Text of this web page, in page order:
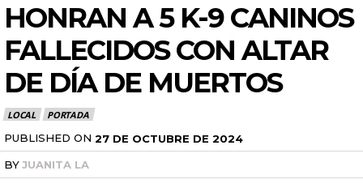
HONRAN A 5 K-9 CANINOS
FALLECIDOS CON ALTAR
DE DÍA DE MUERTOS
LOCAL PORTADA
PUBLISHED ON 27 DE OCTUBRE DE 2024
BYJUANITA LA